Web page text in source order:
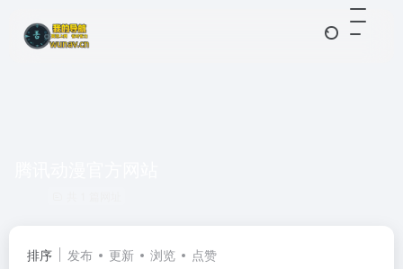
排序 发布 更新 浏览 点赞